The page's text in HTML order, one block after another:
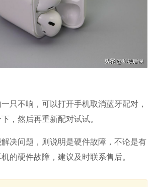
只不响，可以打开手机取消蓝牙配对，
，然后再重新配对试试。
决问题，则说明是硬件故障，不论是有
的硬件故障，建议及时联系售后。